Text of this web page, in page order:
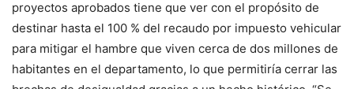
proyectos aprobados tiene que ver con el propósito de
destinar hasta el 100 % del recaudo por impuesto vehicular
para mitigar el hambre que viven cerca de dos millones de
habitantes en el departamento, lo que permitiría cerrar las